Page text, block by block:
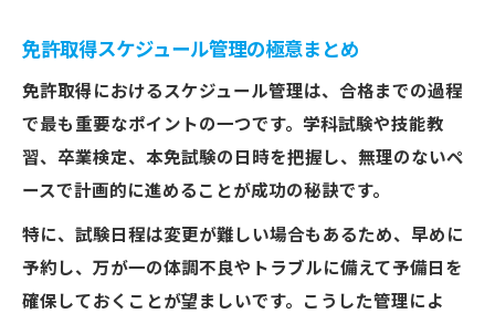
免許取得本免学科試験合格のコツ解説
本免学科試験で押さえるべき免許取得術
免許取得を確実にする本免対策ポイント
免許取得スケジュール管理の極意まとめ
免許取得におけるスケジュール管理は、合格までの過程
で最も重要なポイントの一つです。学科試験や技能教
習、卒業検定、本免試験の日時を把握し、無理のないペ
ースで計画的に進めることが成功の秘訣です。
特に、試験日程は変更が難しい場合もあるため、早めに
予約し、万が一の体調不良やトラブルに備えて予備日を
確保しておくことが望ましいです。こうした管理によ